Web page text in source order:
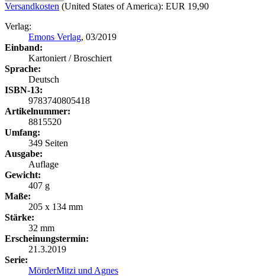
Versandkosten (United States of America): EUR 19,90
Verlag:
Emons Verlag, 03/2019
Einband:
Kartoniert / Broschiert
Sprache:
Deutsch
ISBN-13:
9783740805418
Artikelnummer:
8815520
Umfang:
349 Seiten
Ausgabe:
Auflage
Gewicht:
407 g
Maße:
205 x 134 mm
Stärke:
32 mm
Erscheinungstermin:
21.3.2019
Serie:
MörderMitzi und Agnes